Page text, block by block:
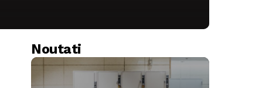
Noutati